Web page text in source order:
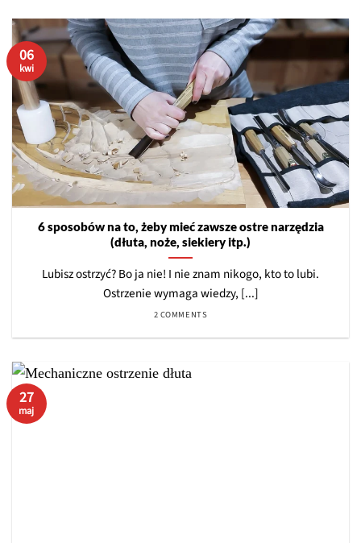
6 sposobów na to, żeby mieć zawsze ostre narzędzia
(dłuta, noże, siekiery itp.)
Lubisz ostrzyć? Bo ja nie! I nie znam nikogo, kto to lubi.
Ostrzenie wymaga wiedzy, [...]
2 COMMENTS
06
kwi
27
maj